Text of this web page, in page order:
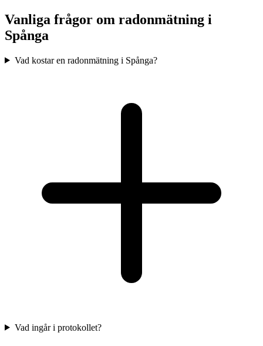
Vanliga frågor om radonmätning i
Spånga
Vad kostar en radonmätning i Spånga?
Vad ingår i protokollet?